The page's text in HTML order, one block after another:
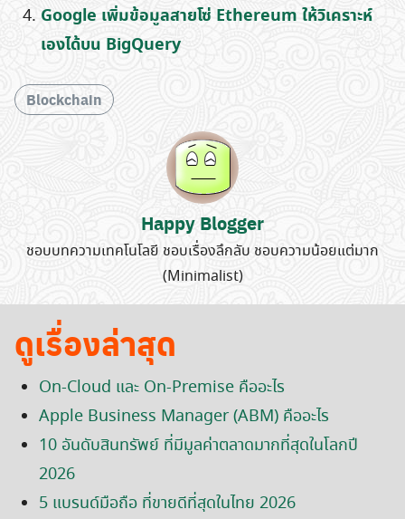
Google เพิ่มข้อมูลสายโซ่ Ethereum ให้วิเคราะห์
เองได้บน BigQuery
Blockchain
Happy Blogger
ชอบบทความเทคโนโลยี ชอบเรื่องลึกลับ ชอบความน้อยแต่มาก
(Minimalist)
ดูเรื่องล่าสุด
On-Cloud และ On-Premise คืออะไร
Apple Business Manager (ABM) คืออะไร
10 อันดับสินทรัพย์ ที่มีมูลค่าตลาดมากที่สุดในโลกปี
2026
5 แบรนด์มือถือ ที่ขายดีที่สุดในไทย 2026